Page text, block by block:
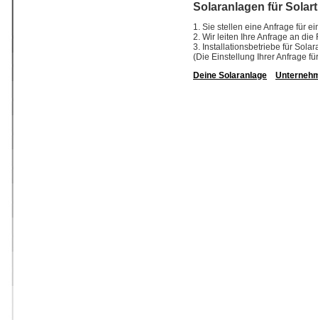
Solaranlagen für
1. Sie stellen eine Anfrage für
2. Wir leiten Ihre Anfrage an
3. Installationsbetriebe für
(Die Einstellung Ihrer Anfrage
Deine Solaranlage